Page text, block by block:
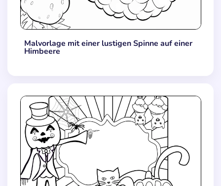
Malvorlage mit einer lustigen Spinne auf einer
Himbeere